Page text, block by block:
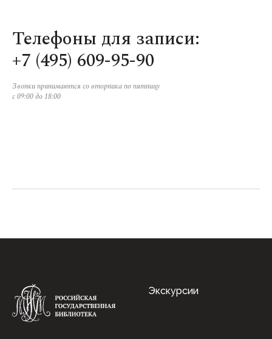
Телефоны для записи:
+7 (495) 609-95-90
Звонки принимаются со вторника по пятницу
с 09:00 до 18:00
Экскурсии